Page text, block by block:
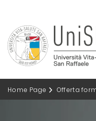
Home Page Offerta